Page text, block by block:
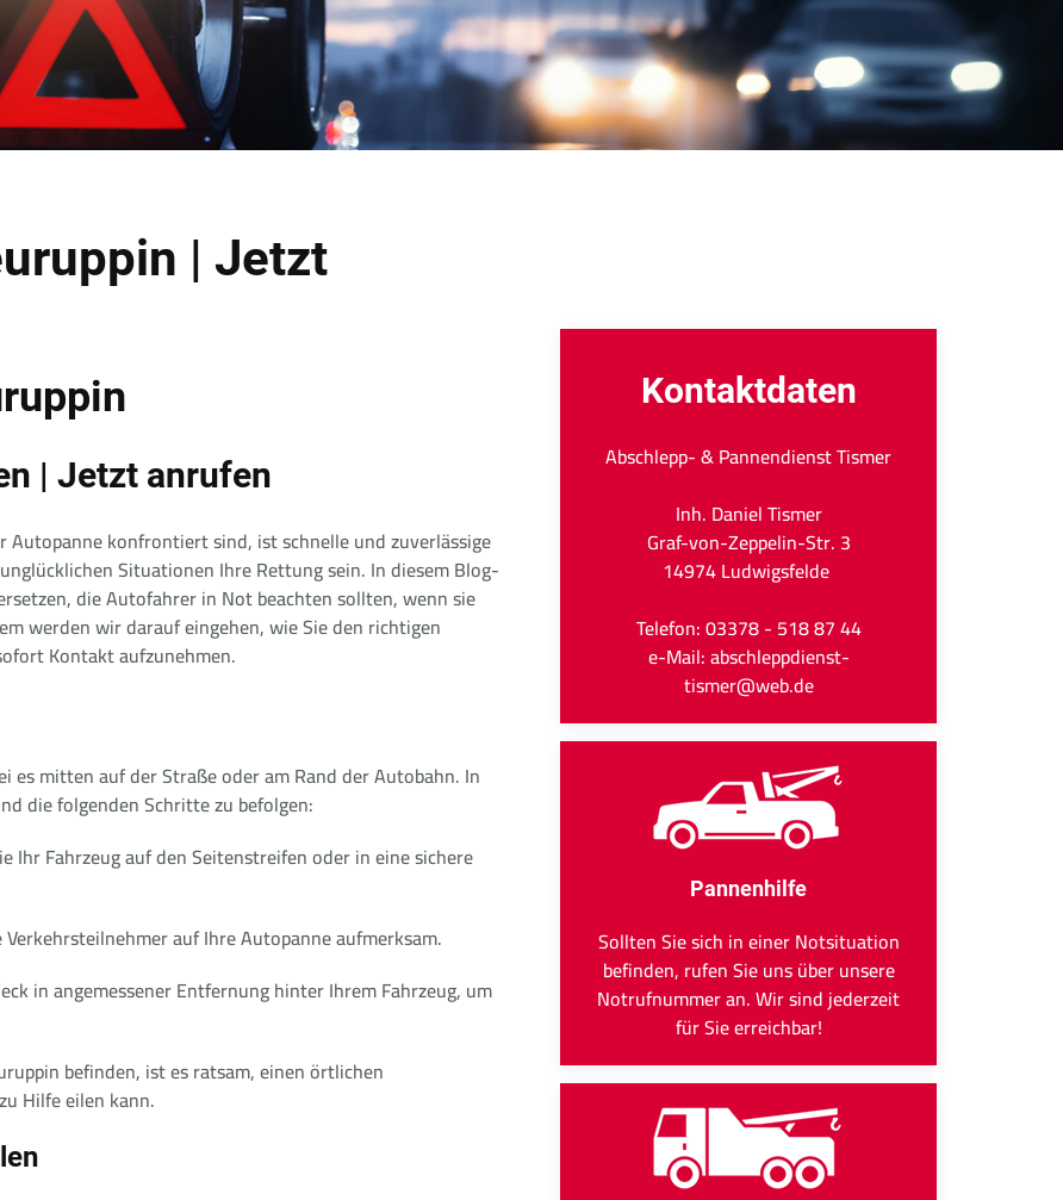
| Jetzt
| Jetzt anrufen
konfrontiert sind, ist schnelle und zuverlässige
Situationen Ihre Rettung sein. In diesem Blog-
die Autofahrer in Not beachten sollten, wenn sie
werden wir darauf eingehen, wie Sie den richtigen
Kontakt aufzunehmen.
mitten auf der Straße oder am Rand der Autobahn. In
die folgenden Schritte zu befolgen:
Ihr Fahrzeug auf den Seitenstreifen oder in eine sichere
auf Ihre Autopanne aufmerksam.
in angemessener Entfernung hinter Ihrem Fahrzeug, um
befinden, ist es ratsam, einen örtlichen
Hilfe eilen kann.
Kontaktdaten
Abschlepp- & Pannendienst Tismer
Inh. Daniel Tismer
Graf-von-Zeppelin-Str. 3
14974 Ludwigsfelde
Telefon: 03378 - 518 87 44
e-Mail: abschleppdienst-
tismer@web.de
Pannenhilfe
Sollten Sie sich in einer Notsituation
befinden, rufen Sie uns über unsere
Notrufnummer an. Wir sind jederzeit
für Sie erreichbar!